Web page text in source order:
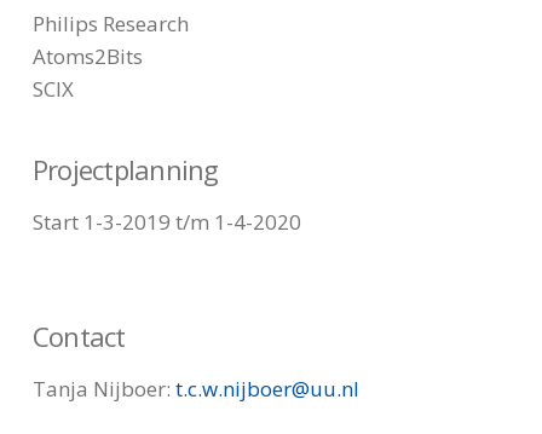
Philips Research
Atoms2Bits
SCIX
Projectplanning
Start 1-3-2019 t/m 1-4-2020
Contact
Tanja Nijboer: t.c.w.nijboer@uu.nl